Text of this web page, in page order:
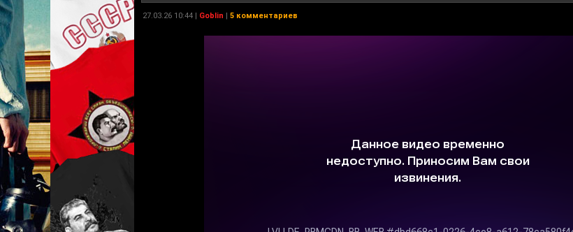
27.03.26 10:44 | Goblin | 5 комментариев